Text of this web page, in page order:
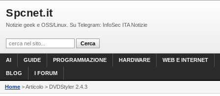
Spcnet.it
Notizie geek e OSS/Linux. Su Telegram: InfoSec ITA Notizie
AI GUIDE PROGRAMMAZIONE HARDWARE WEB E INTERNET
BLOG I FORUM
Home > Articolo > DVDStyler 2.4.3